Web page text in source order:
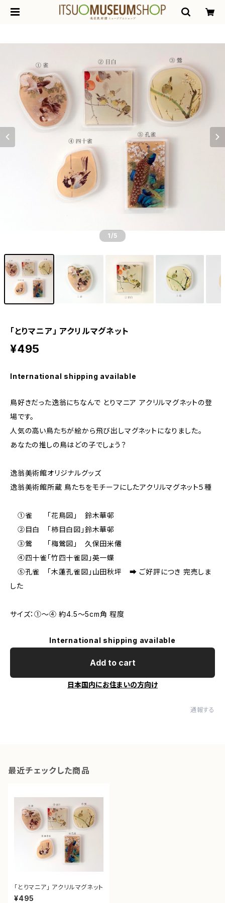
1 /5
「とりマニア」 アクリルマグネット
¥495
International shipping available
鳥好きだった逸翁にちなんで とりマニア アクリルマグネットの登
場です。
人気の高い鳥たちが絵から飛び出しマグネットになりました。
あなたの推しの鳥はどの子でしょう？
逸翁美術館オリジナルグッズ
逸翁美術館所蔵 鳥たちをモチーフにしたアクリルマグネット５種
①雀 「花鳥図」 鈴木華邨
②目白 「柿目白図」鈴木華邨
③鶯 「梅鶯図」 久保田米僊
④四十雀「竹四十雀図」英一蝶
⑤孔雀 「木蓮孔雀図」山田秋坪 ➡ ご好評につき 完売しま
した
サイズ：①～④ 約4.5～5cm角 程度
International shipping available
Add to cart
日本国内にお住まいの方向け
通報する
最近チェックした商品
「とりマニア」 アクリルマグネット
¥495